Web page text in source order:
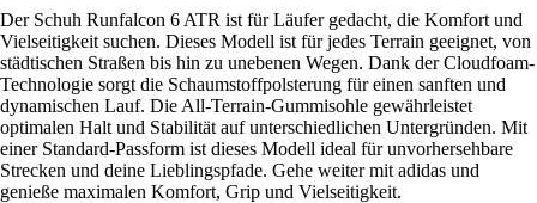
Der Schuh Runfalcon 6 ATR ist für Läufer gedacht, die Komfort und
Vielseitigkeit suchen. Dieses Modell ist für jedes Terrain geeignet, von
städtischen Straßen bis hin zu unebenen Wegen. Dank der Cloudfoam-
Technologie sorgt die Schaumstoffpolsterung für einen sanften und
dynamischen Lauf. Die All-Terrain-Gummisohle gewährleistet
optimalen Halt und Stabilität auf unterschiedlichen Untergründen. Mit
einer Standard-Passform ist dieses Modell ideal für unvorhersehbare
Strecken und deine Lieblingspfade. Gehe weiter mit adidas und
genieße maximalen Komfort, Grip und Vielseitigkeit.